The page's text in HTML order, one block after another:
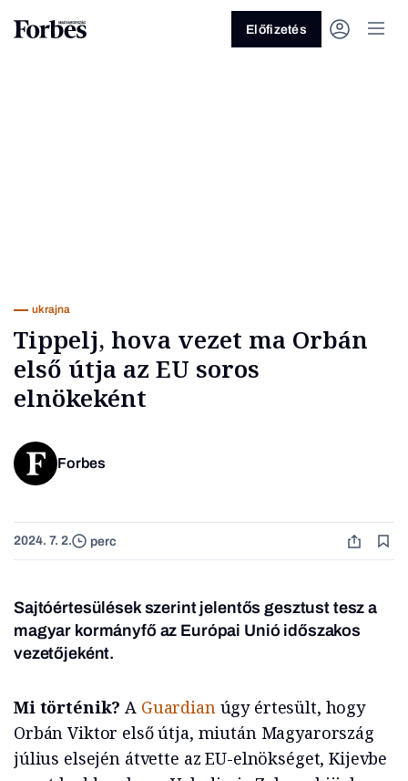
Előfizetés
ukrajna
Tippelj, hova vezet ma Orbán
első útja az EU soros
elnökeként
Forbes
2024. 7. 2. perc
Sajtóértesülések szerint jelentős gesztust tesz a
magyar kormányfő az Európai Unió időszakos
vezetőjeként.
Mi történik? A Guardianúgy értesült, hogy
Orbán Viktor első útja, miután Magyarország
július elsején átvette az EU-elnökséget, Kijevbe